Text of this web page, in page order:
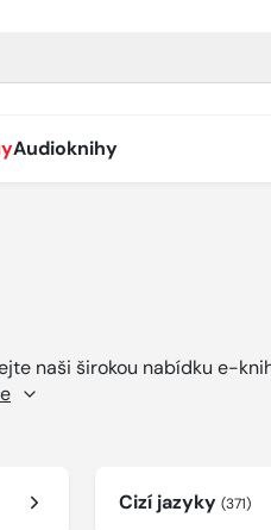
Audioknihy
naši širokou nabídku e-
Cizí jazyky (371)